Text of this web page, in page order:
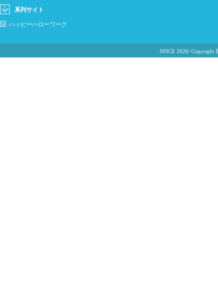
系列サイト
ハッピーハローワーク
SINCE 2026/ Copyright